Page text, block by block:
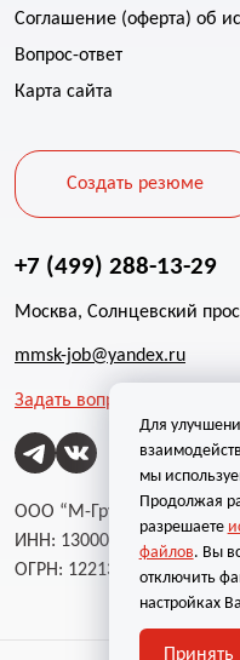
Соглашение (оферта) об
Вопрос-ответ
Карта сайта
Создать резюме
+7 (499) 288-13-29
Москва, Солнцевский
mmsk-job@yandex.ru
Задать вопрос
ООО “М-Групп”
ИНН: 1300002787
ОГРН: 1221300004232
Для
мы
Продолжая
разрешаете
файлов. Вы
отключить
настройках
Принять